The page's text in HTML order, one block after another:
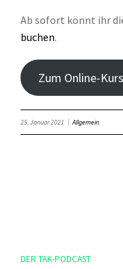
Ab sofort könnt ihr
buchen.
Zum Online-
25. Januar 2021 | Allgemein
DER TAK-PODCAST